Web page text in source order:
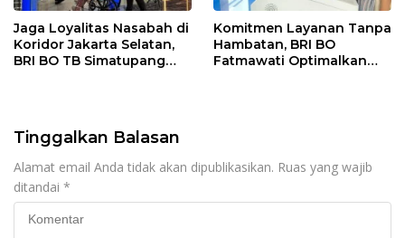
Jaga Loyalitas Nasabah di
Koridor Jakarta Selatan,
BRI BO TB Simatupang
Komitmen Layanan Tanpa
Hambatan, BRI BO
Fatmawati Optimalkan
Tinggalkan Balasan
Alamat email Anda tidak akan dipublikasikan. Ruas yang wajib
ditandai *